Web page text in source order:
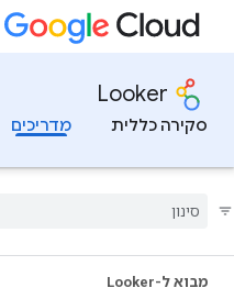
Looker
סקירה כללית
מדריכים
מבוא ל-Looker